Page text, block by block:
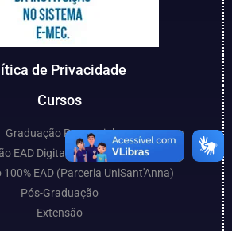
de Privacidade
Cursos
Graduação Presencial
EAD Digital (Parceria UniCESP)
EAD (Parceria UniSant'Anna)
Pós-Graduação
Extensão